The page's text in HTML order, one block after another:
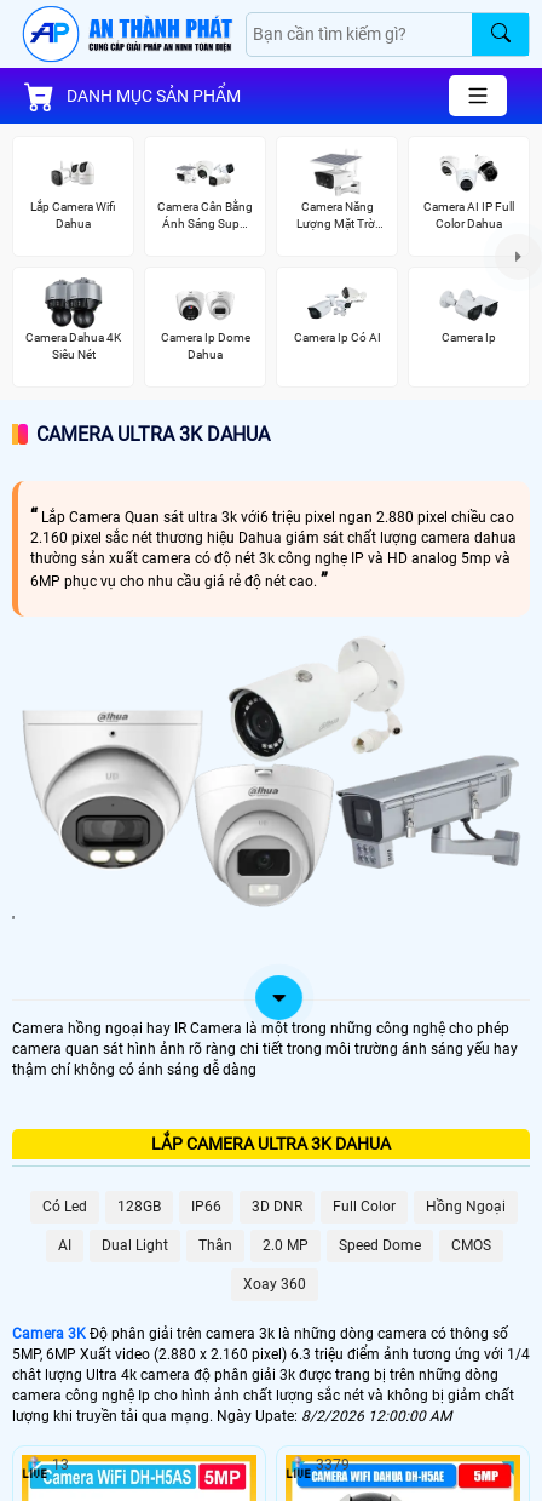
DANH MỤC SẢN PHẨM
Lắp Camera Wifi
Dahua
Camera Cân Bằng
Ánh Sáng Super
Camera Năng
Lượng Mặt Trời
Camera AI IP Full
Color Dahua
Camera Dahua 4K
Siêu Nét
Camera Ip Dome
Dahua
Camera Ip Có AI Camera Ip
CAMERA ULTRA 3K DAHUA
Lắp Camera Quan sát ultra 3k với6 triệu pixel ngan 2.880 pixel chiều cao
2.160 pixel sắc nét thương hiệu Dahua giám sát chất lượng camera dahua
thường sản xuất camera có độ nét 3k công nghẹ IP và HD analog 5mp và
6MP phục vụ cho nhu cầu giá rẻ độ nét cao.
'
Camera hồng ngoại hay IR Camera là một trong những công nghệ cho phép
camera quan sát hình ảnh rõ ràng chi tiết trong môi trường ánh sáng yếu hay
thậm chí không có ánh sáng dễ dàng
LẮP CAMERA ULTRA 3K DAHUA
Có Led 128GB IP66 3D DNR Full Color Hồng Ngoại
AI Dual Light Thân 2.0 MP Speed Dome CMOS
Xoay 360
Camera 3K Độ phân giải trên camera 3k là những dòng camera có thông số
5MP, 6MP Xuất video (2.880 x 2.160 pixel) 6.3 triệu điểm ảnh tương ứng với 1/4
chât lượng Ultra 4k camera độ phân giải 3k được trang bị trên những dòng
camera công nghệ Ip cho hình ảnh chất lượng sắc nét và không bị giảm chất
lượng khi truyền tải qua mạng. Ngày Upate: 8/2/2026 12:00:00 AM
13 3379